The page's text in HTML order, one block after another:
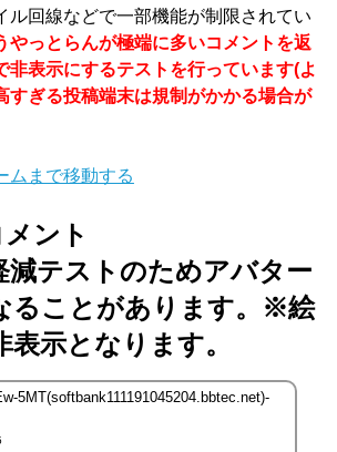
回線などで一部機能が制限されてい
やっとらんが極端に多いコメントを返
非表示にするテストを行っています(よ
すぎる投稿端末は規制がかかる場合が
ムまで移動する
ント
テストのためアバター
ることがあります。※絵
示となります。
5MT(softbank111191045204.bbtec.net)-